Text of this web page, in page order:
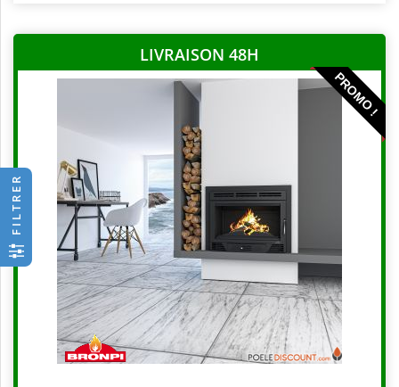
LIVRAISON 48H
PROMO !
FILTRER